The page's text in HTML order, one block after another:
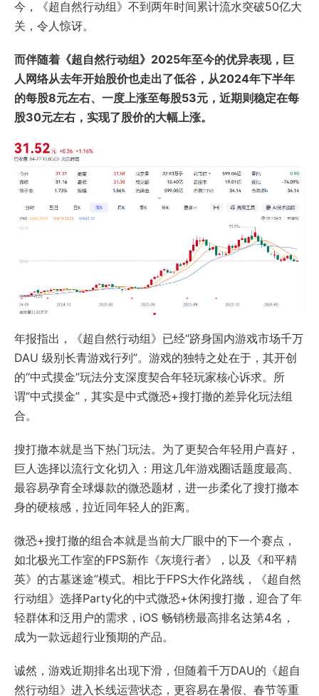
今，《超自然行动组》不到两年时间累计流水突破50亿大
关，令人惊讶。
而伴随着《超自然行动组》2025年至今的优异表现，巨
人网络从去年开始股价也走出了低谷，从2024年下半年
的每股8元左右、一度上涨至每股53元，近期则稳定在每
股30元左右，实现了股价的大幅上涨。
年报指出，《超自然行动组》已经“跻身国内游戏市场千万
DAU 级别长青游戏行列”。游戏的独特之处在于，其开创
的“中式摸金”玩法分支深度契合年轻玩家核心诉求。所
谓“中式摸金”，其实是中式微恐+搜打撤的差异化玩法组
合。
搜打撤本就是当下热门玩法。为了更契合年轻用户喜好，
巨人选择以流行文化切入：用这几年游戏圈话题度最高、
最容易孕育全球爆款的微恐题材，进一步柔化了搜打撤本
身的硬核感，拉近同年轻人的距离。
微恐+搜打撤的组合本就是当前大厂眼中的下一个赛点，
如北极光工作室的FPS新作《灰境行者》，以及《和平精
英》的古墓迷途”模式。相比于FPS大作化路线，《超自然
行动组》选择Party化的中式微恐+休闲搜打撤，迎合了年
轻群体和泛用户的需求，iOS 畅销榜最高排名达第4名，
成为一款远超行业预期的产品。
诚然，游戏近期排名出现下滑，但随着千万DAU的《超自
然行动组》进入长线运营状态，更容易在暑假、春节等重